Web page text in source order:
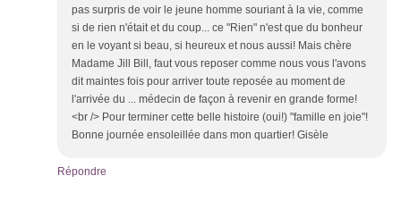
pas surpris de voir le jeune homme souriant à la vie, comme
si de rien n'était et du coup... ce "Rien" n'est que du bonheur
en le voyant si beau, si heureux et nous aussi! Mais chère
Madame Jill Bill, faut vous reposer comme nous vous l'avons
dit maintes fois pour arriver toute reposée au moment de
l'arrivée du ... médecin de façon à revenir en grande forme!
<br /> Pour terminer cette belle histoire (oui!) "famille en joie"!
Bonne journée ensoleillée dans mon quartier! Gisèle
Répondre